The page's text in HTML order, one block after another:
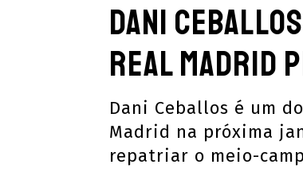
PREMIER LEAGUE
LIGA PORTUGUESA
EUROPA LEAGUE
CASAS DE APOSTAS
CÓDIGOS e OFERTAS
APPS
Dani
Real Madrid
Dani Ceballos é um
Madrid na próxima
repatriar o meio-